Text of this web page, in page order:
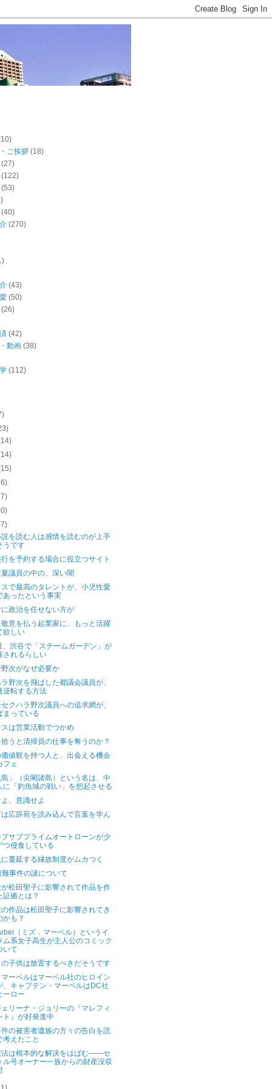
ご挨拶 (18)
(27)
(122)
(53)
(40)
(270)
(43)
(50)
(26)
(42)
動画 (38)
(112)
を読む人は感情を読むのが上手
うです
を予約する場合に役立つサイト
議員の中の、深い闇
スで最高のタレントが、小児性愛
あったという事実
政治を任せない方が
敬意を払う起業家に、もっと活躍
欲しい
、渋谷で「スチームガーデン」が
されるらしい
野次がなぜ必要か
野次を飛ばした都議会議員が、
逆転する方法
クハラ野次議員への追求網が、
まっている
は営業活動でつかめ
うと清掃員の仕事を奪うのか？
値観を持つ人と、出会える機会
フェ
島」（尖閣諸島）という名は、中
に「釣魚城の戦い」を想起させる
、意識せよ
広辞苑を読み込んで言葉を学ん
サブプライムオートローンが少
つ侵食している
蔓延する縁故制度がムカつく
難事件の謎について
松田聖子に影響されて作品を作
証拠とは？
作品は松田聖子に影響されてき
かも？
（ミズ．マーベル）というイ
ム系女子高生が主人公のコミック
いて
子供は放置するべきだそうです
マーベルはマーベル社のヒロイン
、キャプテン・マーベルはDC社
ーロー
リーナ・ジョリーの『マレフィ
ト』が好発進中
件の被害者遺族の方々の告白を読
考えたこと
法は根本的な解決をはばむ――セ
ル号オーナー一族からの財産没収